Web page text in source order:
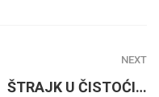
NEXT
ŠTRAJK U ČISTOĆI…